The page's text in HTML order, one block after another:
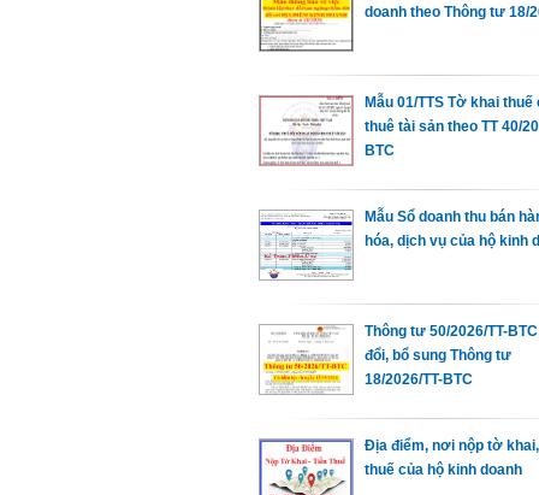
doanh theo Thông tư 18/
Mẫu 01/TTS Tờ khai thuế
thuê tài sản theo TT 40/
BTC
Mẫu Sổ doanh thu bán
hóa, dịch vụ của hộ kinh
Thông tư 50/2026/TT-
đổi, bổ sung Thông tư
18/2026/TT-BTC
Địa điểm, nơi nộp tờ
thuế của hộ kinh doanh